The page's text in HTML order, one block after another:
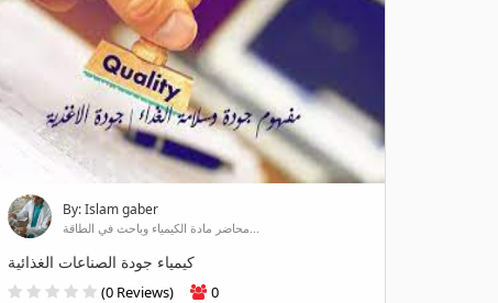
By: Islam gaber
كيمياء جودة الصناعات الغذائية
(0 Reviews) 0